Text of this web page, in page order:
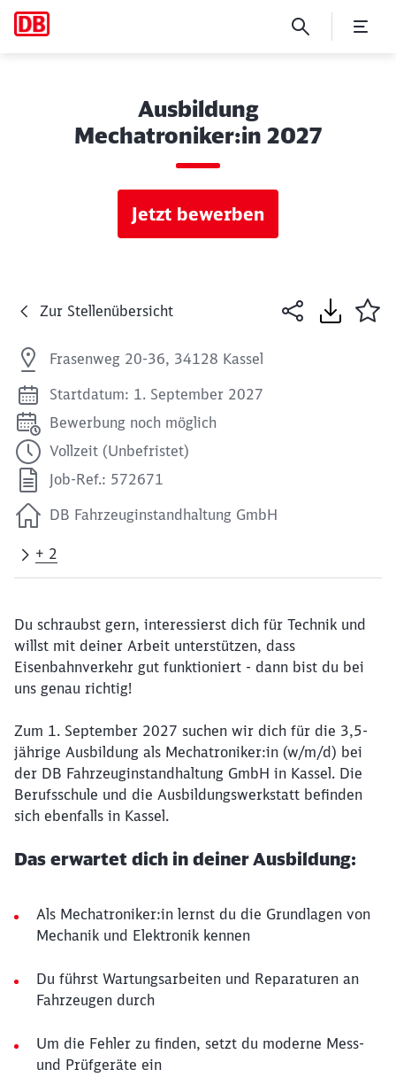
Ausbildung
Mechatroniker:in 2027
Jetzt bewerben
Zur Stellenübersicht
Frasenweg 20-36, 34128 Kassel
Startdatum: 1. September 2027
Bewerbung noch möglich
Vollzeit (Unbefristet)
Job-Ref.: 572671
DB Fahrzeuginstandhaltung GmbH
+ 2
Du schraubst gern, interessierst dich für Technik und
willst mit deiner Arbeit unterstützen, dass
Eisenbahnverkehr gut funktioniert - dann bist du bei
uns genau richtig!
Zum 1. September 2027 suchen wir dich für die 3,5-
jährige Ausbildung als Mechatroniker:in (w/m/d) bei
der DB Fahrzeuginstandhaltung GmbH in Kassel. Die
Berufsschule und die Ausbildungswerkstatt befinden
sich ebenfalls in Kassel.
Das erwartet dich in deiner Ausbildung:
Als Mechatroniker:in lernst du die Grundlagen von
Mechanik und Elektronik kennen
Du führst Wartungsarbeiten und Reparaturen an
Fahrzeugen durch
Um die Fehler zu finden, setzt du moderne Mess-
und Prüfgeräte ein